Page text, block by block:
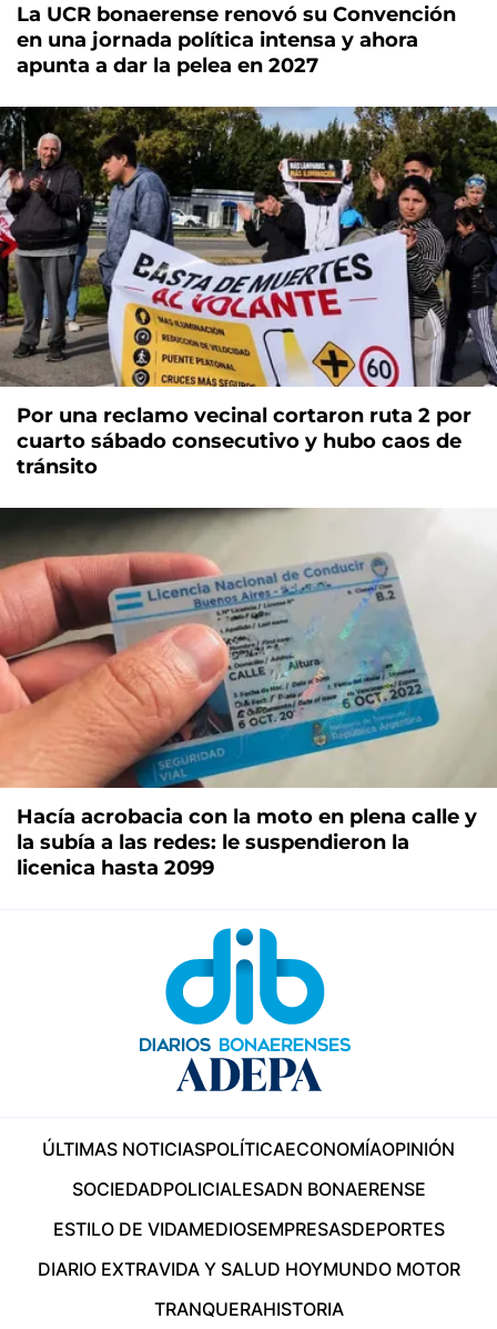
La UCR bonaerense renovó su Convención
en una jornada política intensa y ahora
apunta a dar la pelea en 2027
Por una reclamo vecinal cortaron ruta 2 por
cuarto sábado consecutivo y hubo caos de
tránsito
Hacía acrobacia con la moto en plena calle y
la subía a las redes: le suspendieron la
licenica hasta 2099
ÚLTIMAS NOTICIASPOLÍTICAECONOMÍAOPINIÓN
SOCIEDADPOLICIALESADN BONAERENSE
ESTILO DE VIDAMEDIOSEMPRESASDEPORTES
DIARIO EXTRAVIDA Y SALUD HOYMUNDO MOTOR
TRANQUERAHISTORIA